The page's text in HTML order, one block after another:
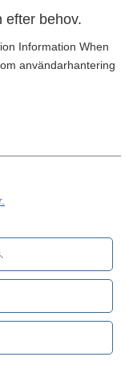
efter behov.
Information When
användarhantering